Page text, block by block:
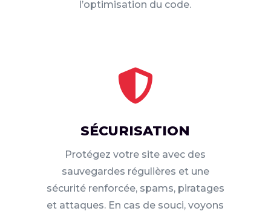
l’optimisation du code.

SÉCURISATION
Protégez votre site avec des
sauvegardes régulières et une
sécurité renforcée, spams, piratages
et attaques. En cas de souci, voyons